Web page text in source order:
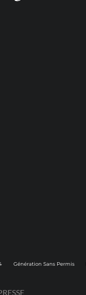
Génération Sans Permis